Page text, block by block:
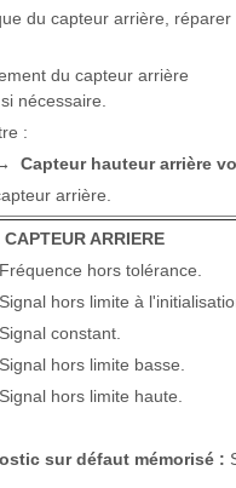
du capteur arrière, réparer
du capteur arrière
nécessaire.
:
Capteur hauteur arrière
arrière.
ARRIERE
hors tolérance.
hors limite à
constant.
hors limite basse.
hors limite haute.
sur défaut mémorisé :